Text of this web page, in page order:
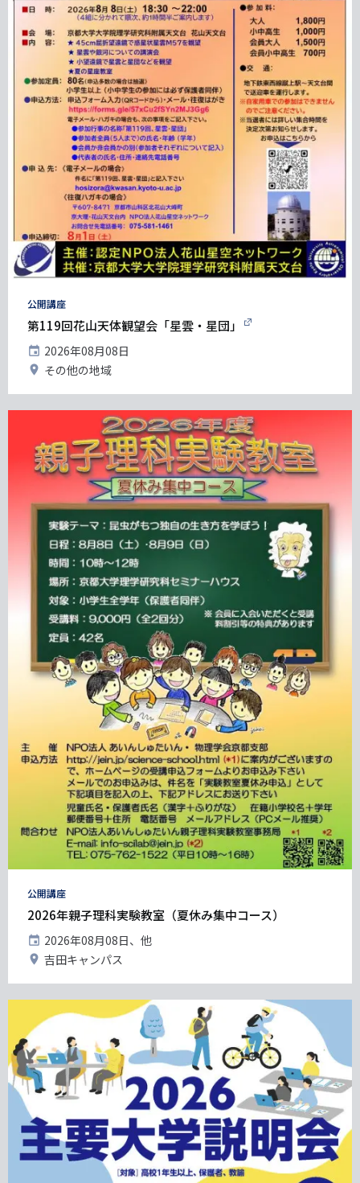
タ
グ
公開講座
第119回花山天体観望会「星雲・星団」
開
催
日
2026年08月08日
開
地
その他の地域
タ
グ
公開講座
2026年親子理科実験教室（夏休み集中コース）
開
催
日
2026年08月08日、他
開
地
吉田キャンパス